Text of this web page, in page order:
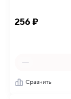
256 ₽
Сравнить